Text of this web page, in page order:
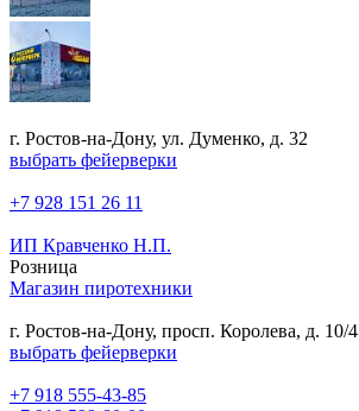
г. Ростов-на-Дону, ул. Думенко, д. 32
выбрать фейерверки
+7 928 151 26 11
ИП Кравченко Н.П.
Розница
Магазин пиротехники
г. Ростов-на-Дону, просп. Королева, д. 10/4
выбрать фейерверки
+7 918 555-43-85